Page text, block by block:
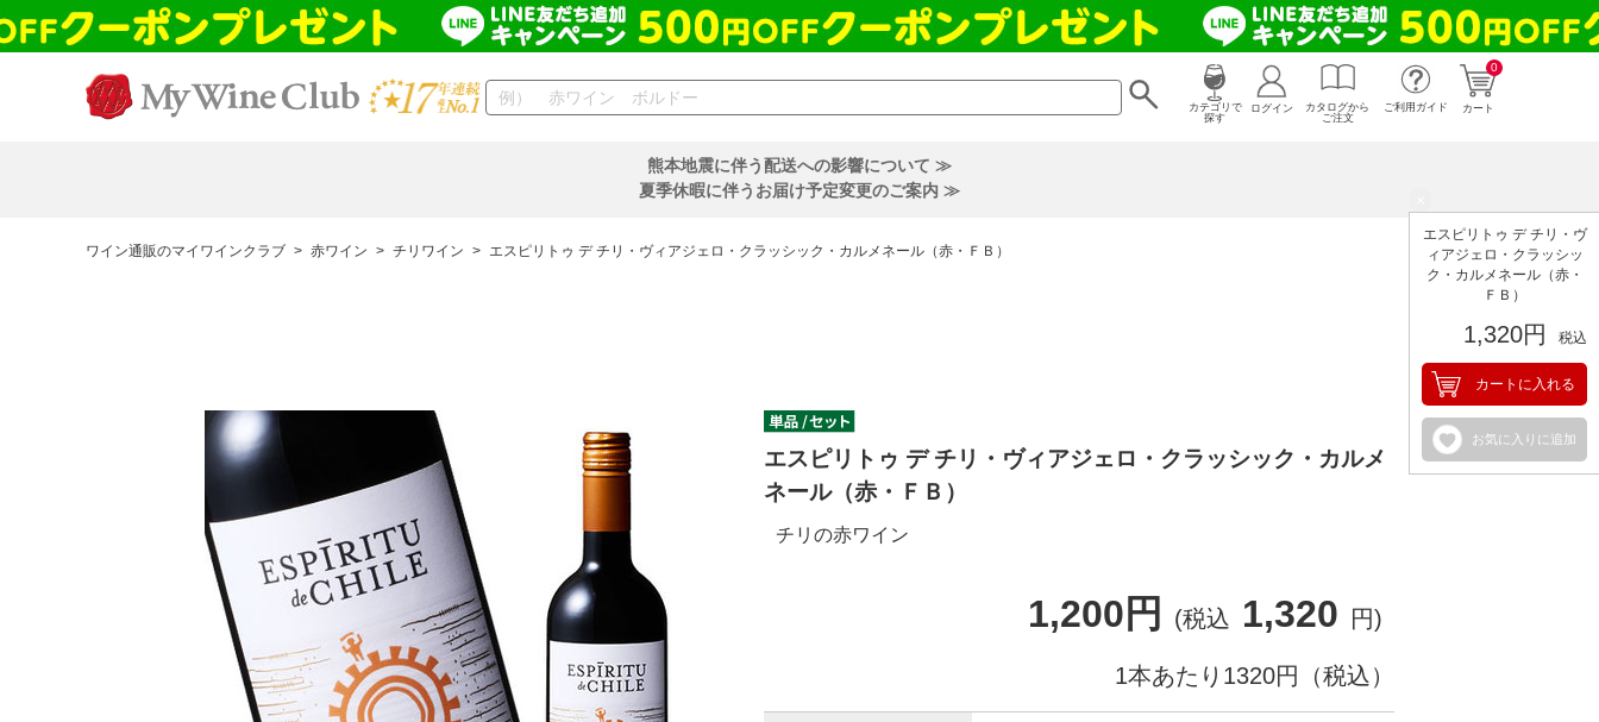
カテゴリで
探す
0
カート
ログイン
カタログから
ご注文
ご利用ガイド
熊本地震に伴う配送への影響について ≫
夏季休暇に伴うお届け予定変更のご案内 ≫
ワイン通販のマイワインクラブ > 赤ワイン > チリワイン > エスピリトゥ デ チリ・ヴィアジェロ・クラッシック・カルメネール（赤・ＦＢ）
エスピリトゥ デ チリ・ヴ
ィアジェロ・クラッシッ
ク・カルメネール（赤・
ＦＢ）
1,320円 税込
カートに入れる
お気に入りに追加
エスピリトゥ デ チリ・ヴィアジェロ・クラッシック・カルメ
ネール（赤・ＦＢ）
チリの赤ワイン
1,200円 (税込 1,320 円)
1本あたり1320円（税込）